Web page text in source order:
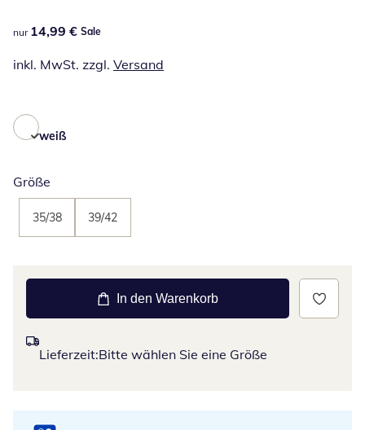
14,99 €
nur 14,99 € Sale
inkl. MwSt. zzgl. Versand
weiß
Größe
35/38 39/42
In den Warenkorb
Lieferzeit:Bitte wählen Sie eine Größe